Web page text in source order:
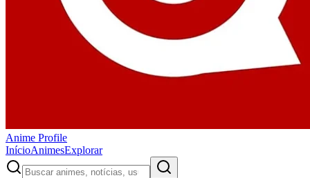
Anime Profile
InícioAnimesExplorar